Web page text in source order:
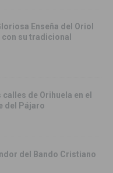
Enseña del Oriol
su tradicional
de Orihuela en el
del Pájaro
del Bando Cristiano